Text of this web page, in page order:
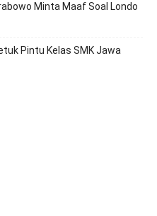
Minta Maaf Soal Londo
Pintu Kelas SMK Jawa